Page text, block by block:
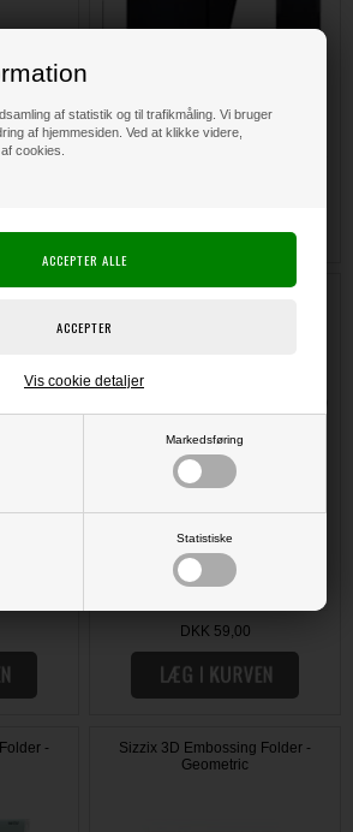
af statistik og til trafikmåling. Vi bruger
af hjemmesiden. Ved at klikke videre,
cookies.
Markedsføring
Statistiske
Vis cookie detaljer
DKK 59,00
-
Sizzix 3D Embossing Folder -
Geometric